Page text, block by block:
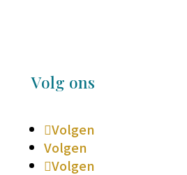
Volg ons
Volgen
Volgen
Volgen